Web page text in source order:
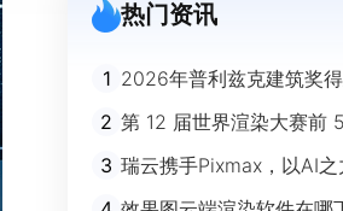
热门资讯
1 2026年普利兹克建筑奖得
迪奇”经典作品欣赏
2 第 12 届世界渲染大赛前
3 瑞云携手Pixmax，以AI之